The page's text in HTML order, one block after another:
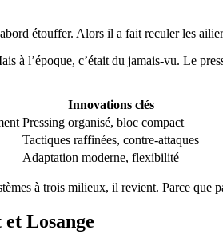
étouffer. Alors il a fait reculer les
à l’époque, c’était du jamais-vu. Le
Innovations clés
Pressing organisé, bloc compact
Tactiques raffinées, contre-attaques
Adaptation moderne, flexibilité
à trois milieux, il revient. Parce
Losange